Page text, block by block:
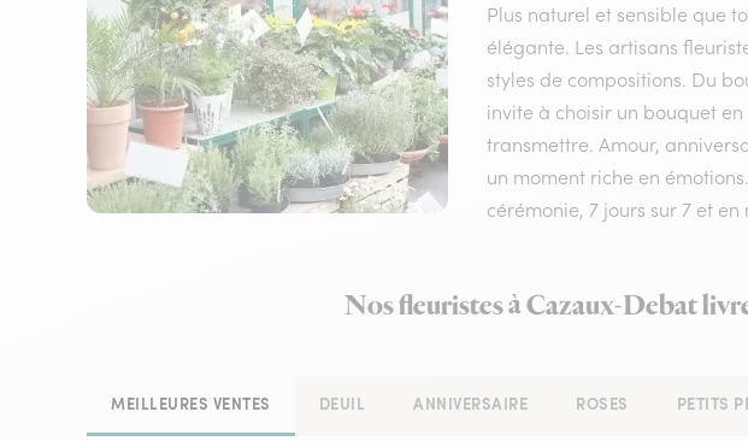
Plus naturel et sensible que
élégante. Les artisans
styles de compositions. Du
invite à choisir un bouquet
transmettre. Amour,
un moment riche en
cérémonie, 7 jours sur 7 et
Nos fleuristes à Cazaux-Debat
MEILLEURES VENTES DEUIL ANNIVERSAIRE ROSES PETITS